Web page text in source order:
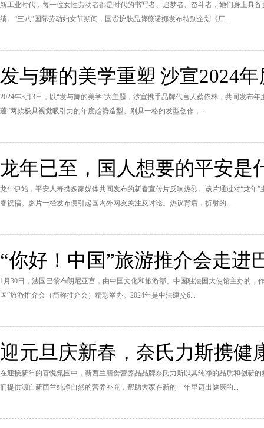
新工业时代，每一位女性劳动者都是时代的书写者、追梦者、奋斗者，她们身上具
绩。“三八”国际劳动妇女节期间，国货护肤品牌薇诺娜发布特别企划《厂...
发与舞的美学重塑 沙宣2024
2024年3月3日，以“发与舞的美学”为主题，沙宣携手品牌代言人蔡依林，共同发布
蓬”两款极具视觉吸引力的年度趋势造型。别具一格的发型创作，...
龙年已至，国人想要的平安是
龙年伊始，平安人寿携多家媒体共同发布的新春宣传片反响热烈。该片通过对“龙年
春祝福。影片一经发布便引起国内外网友关注及讨论。热议背后，折射的...
“你好！中国”旅游推介会走进
1月30日，法国巴黎布朗尼亚宫，由中国文化和旅游部、中国驻法国大使馆主办的
国”旅游推介会（简称推介会）精彩举办。2024年是中法建交6...
迎元旦庆新春，奈氏力斯携健
在迎接新年的喜悦氛围中，新西兰膳食营养品品牌奈氏力斯以其纯净的品质和创新
们提供源自新西兰纯净自然的营养补充，帮助大家在新的一年里迈出健康的...